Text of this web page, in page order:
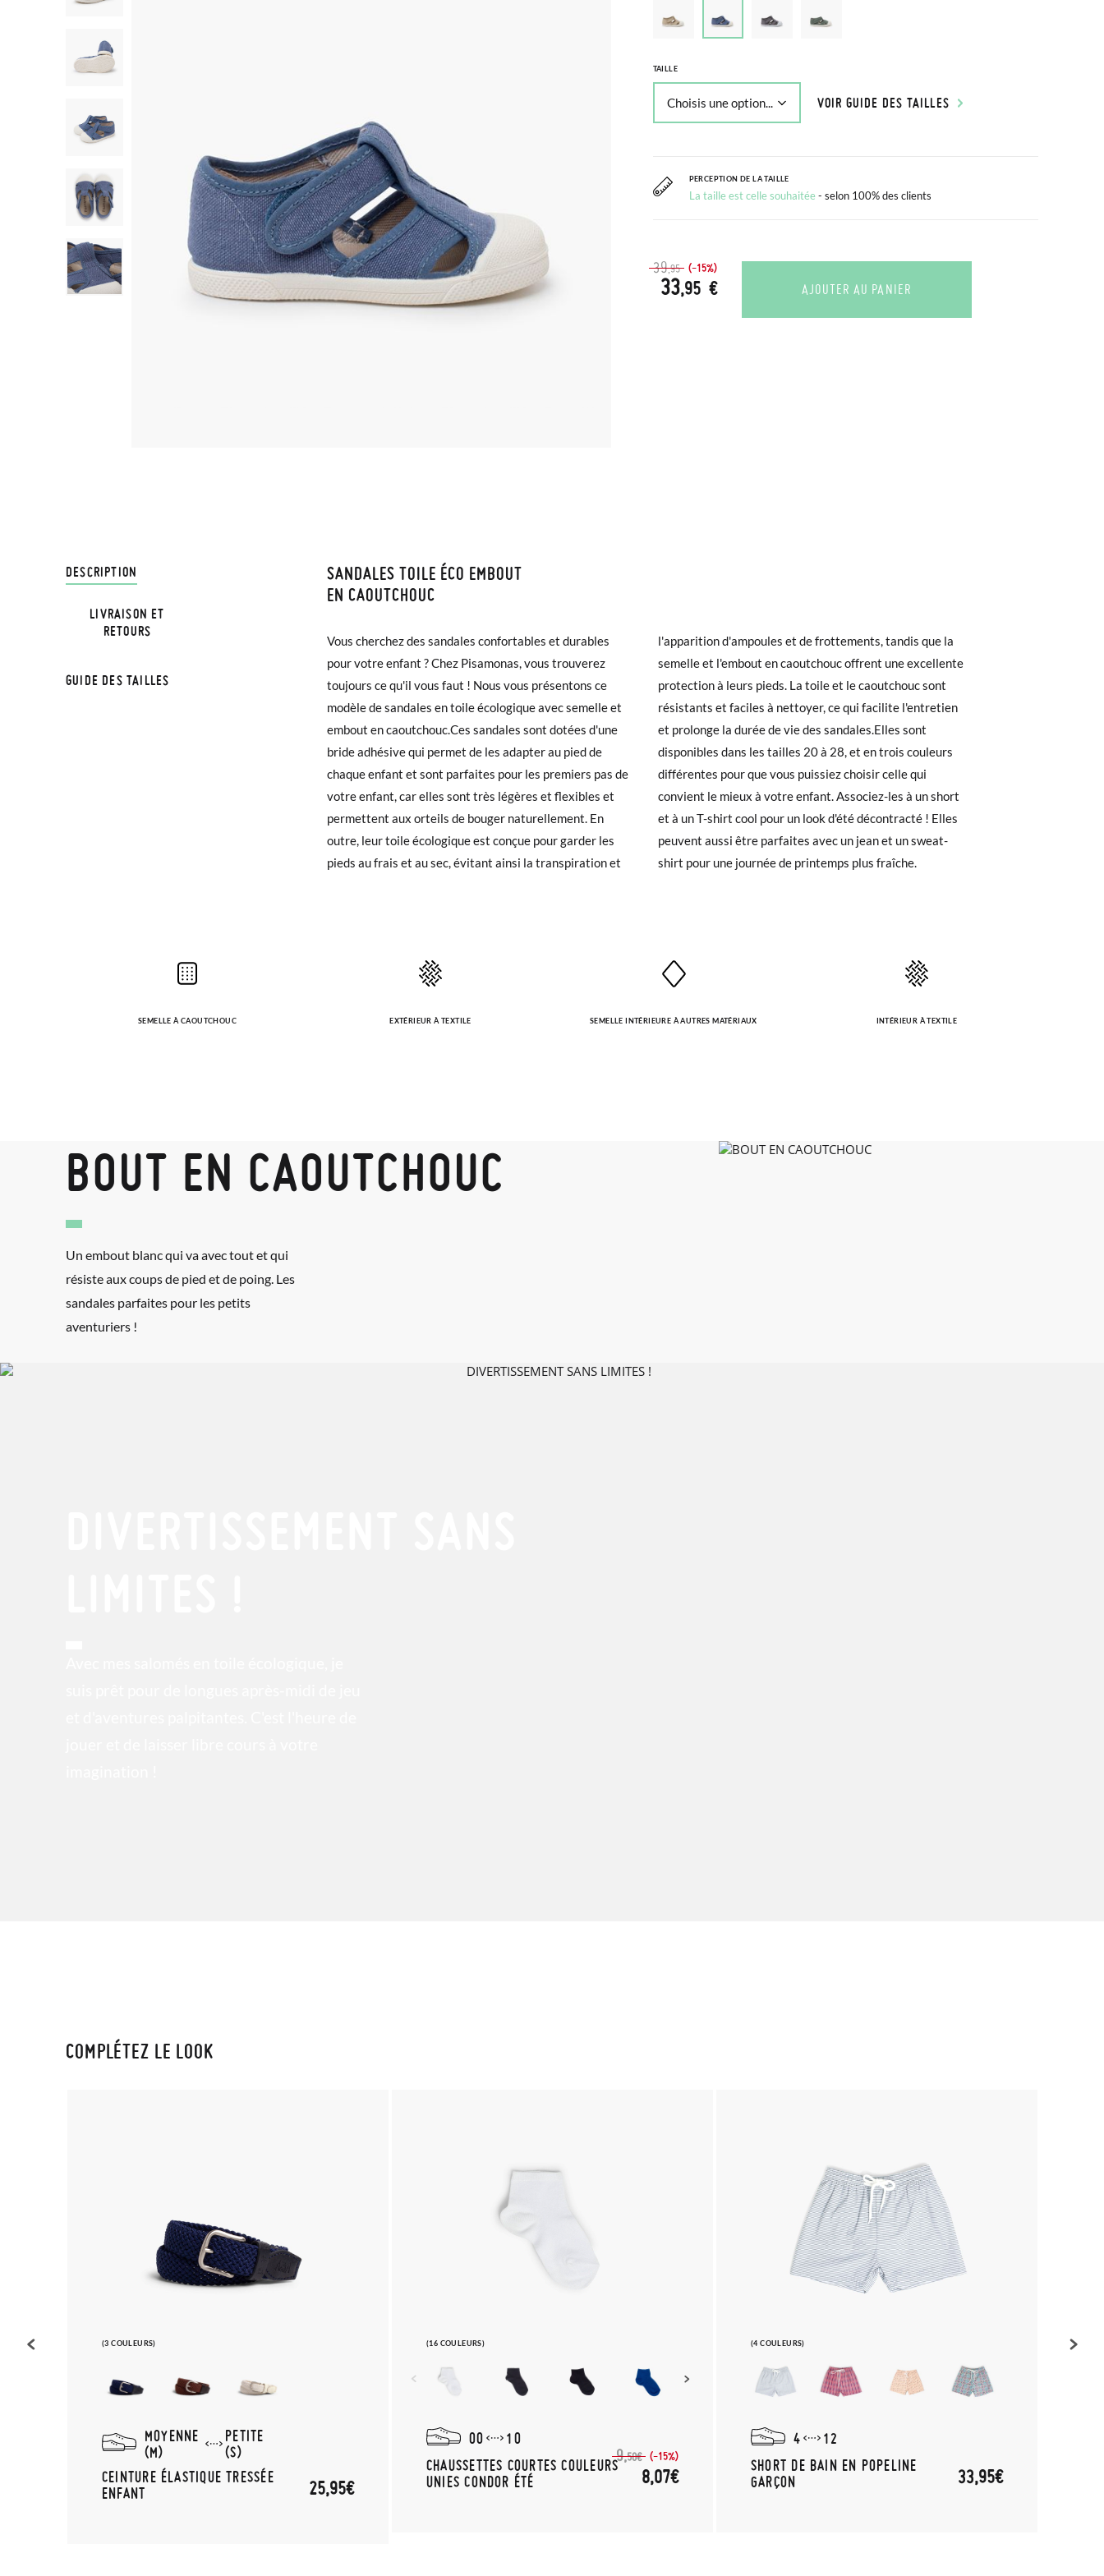
TAILLE
VOIR GUIDE DES TAILLES
PERCEPTION DE LA TAILLE
La taille est celle souhaitée - selon 100% des clients
39,95 (-15%)
33,95 € AJOUTER AU PANIER
DESCRIPTION
SANDALES TOILE ÉCO EMBOUT
EN CAOUTCHOUC
Vous cherchez des sandales confortables et durables
pour votre enfant ? Chez Pisamonas, vous trouverez
toujours ce qu'il vous faut ! Nous vous présentons ce
modèle de sandales en toile écologique avec semelle et
embout en caoutchouc.Ces sandales sont dotées d'une
bride adhésive qui permet de les adapter au pied de
chaque enfant et sont parfaites pour les premiers pas de
votre enfant, car elles sont très légères et flexibles et
permettent aux orteils de bouger naturellement. En
outre, leur toile écologique est conçue pour garder les
pieds au frais et au sec, évitant ainsi la transpiration et
l'apparition d'ampoules et de frottements, tandis que la
semelle et l'embout en caoutchouc offrent une excellente
protection à leurs pieds. La toile et le caoutchouc sont
résistants et faciles à nettoyer, ce qui facilite l'entretien
et prolonge la durée de vie des sandales.Elles sont
disponibles dans les tailles 20 à 28, et en trois couleurs
différentes pour que vous puissiez choisir celle qui
convient le mieux à votre enfant. Associez-les à un short
et à un T-shirt cool pour un look d'été décontracté ! Elles
peuvent aussi être parfaites avec un jean et un sweat-
shirt pour une journée de printemps plus fraîche.
LIVRAISON ET
RETOURS
LIVRAISON ET RETOURS
3,95 € et prendra de 4 à 5 jours ouvrables pour arriver par coursier. Veuillez noter que la commande doit être passée
avant 15h, sinon elle sera expédiée le lendemain.
Si vos chaussures arrivent et ne correspondent pas tout à fait à ce que vous recherchiez, vous pouvez facilement
demander un retour gratuit.
Si vous avez un compte, connectez-vous simplement pour lancer la procédure. Si vous avez passé commande en tant
qu'invité, veuillez vous rendre sur notre pageRetours et saisir votre numéro de commande ainsi que l'adresse e-mail
utilisée pour l'achat. Une étiquette de retour sera alors envoyée automatiquement dans votre boîte de réception.
Pour échanger un article, veuillez renvoyer votre paire d'origine en utilisant l'étiquette fournie dans n'importe quel
GUIDE DES TAILLES
27
CM 12,5 13,2 13,9 14,6 15,2 16,0 16,6 17,2 17,8
SEMELLE À CAOUTCHOUC EXTÉRIEUR À TEXTILE SEMELLE INTÉRIEURE À AUTRES MATÉRIAUX INTÉRIEUR À TEXTILE
BOUT EN CAOUTCHOUC
Un embout blanc qui va avec tout et qui
résiste aux coups de pied et de poing. Les
sandales parfaites pour les petits
aventuriers !
COMPLÉTEZ LE LOOK
(3 COULEURS)
MOYENNE
(M)
PETITE
(S)
CEINTURE ÉLASTIQUE TRESSÉE
ENFANT
25,95€
(16 COULEURS)
00
10
CHAUSSETTES COURTES COULEURS
UNIES CONDOR ÉTÉ
9,50€ (-15%)
8,07€
(4 COULEURS)
4
12
SHORT DE BAIN EN POPELINE
GARÇON
33,95€
(1